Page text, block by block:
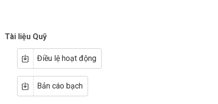
Tài liệu Quỹ
Điều lệ hoạt động
Bản cáo bạch